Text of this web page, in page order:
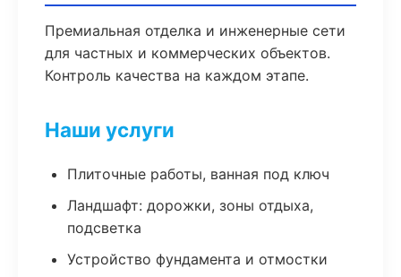
Премиальная отделка и инженерные сети
для частных и коммерческих объектов.
Контроль качества на каждом этапе.
Наши услуги
Плиточные работы, ванная под ключ
Ландшафт: дорожки, зоны отдыха,
подсветка
Устройство фундамента и отмостки